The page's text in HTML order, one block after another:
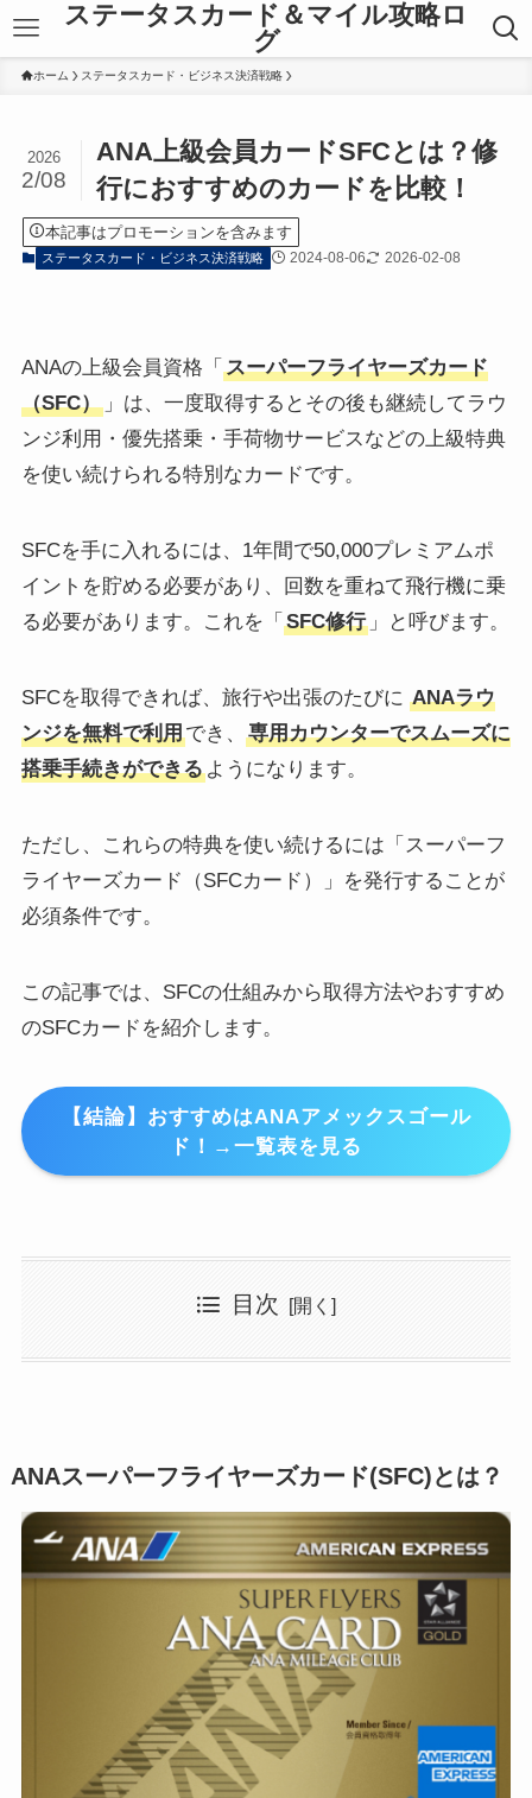
ステータスカード＆マイル攻略ロ
グ
ホーム ステータスカード・ビジネス決済戦略
ANA上級会員カードSFCとは？修
行におすすめのカードを比較！
2026
2/08
本記事はプロモーションを含みます
ステータスカード・ビジネス決済戦略 2024-08-06 2026-02-08
ANAの上級会員資格「 スーパーフライヤーズカード
（SFC）」は、一度取得するとその後も継続してラウ
ンジ利用・優先搭乗・手荷物サービスなどの上級特典
を使い続けられる特別なカードです。
SFCを手に入れるには、1年間で50,000プレミアムポ
イントを貯める必要があり、回数を重ねて飛行機に乗
る必要があります。これを「 SFC修行」と呼びます。
SFCを取得できれば、旅行や出張のたびに ANAラウ
ンジを無料で利用でき、
専用カウンターでスムーズに
搭乗手続きができるようになります。
ただし、これらの特典を使い続けるには「スーパーフ
ライヤーズカード（SFCカード）」を発行することが
必須条件です。
この記事では、SFCの仕組みから取得方法やおすすめ
のSFCカードを紹介します。
【結論】おすすめはANAアメックスゴール
ド！→一覧表を見る
目次
ANAスーパーフライヤーズカード(SFC)とは？